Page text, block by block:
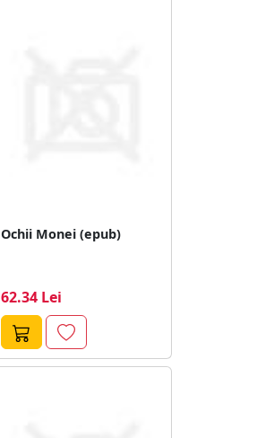
Ochii Monei (epub)
62.34 Lei